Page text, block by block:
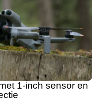
1-inch sensor en